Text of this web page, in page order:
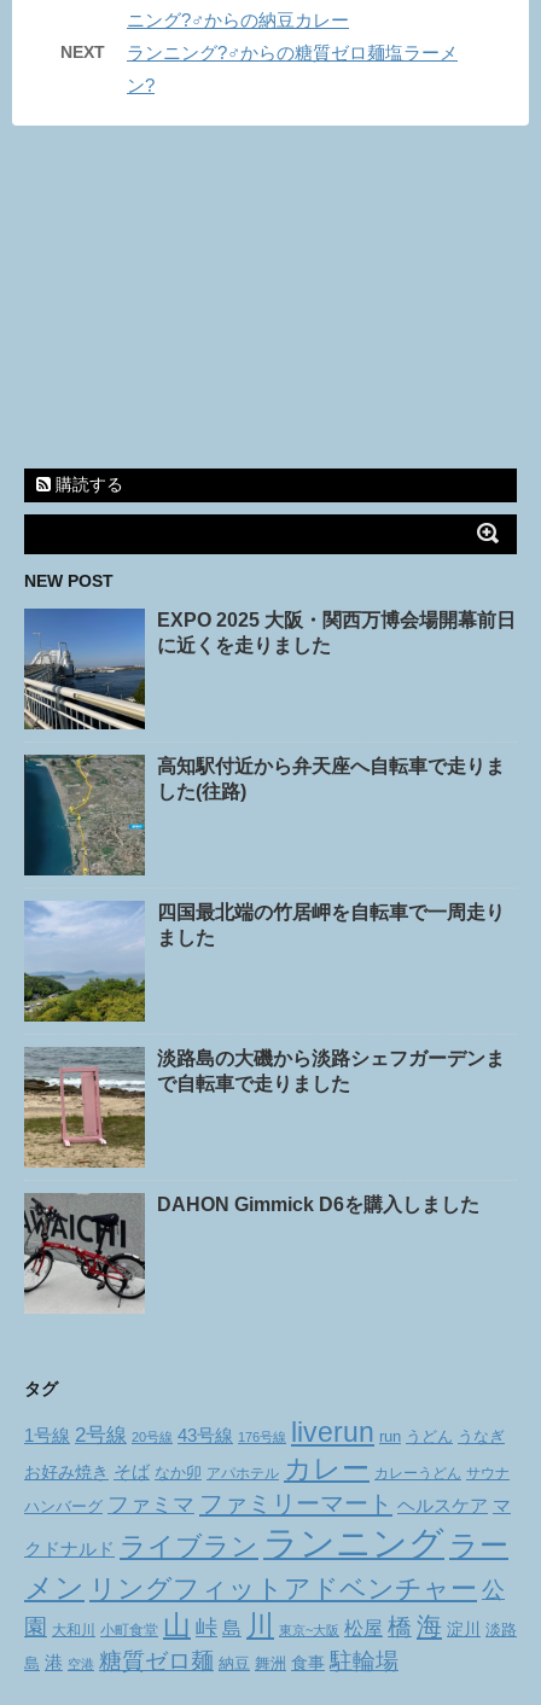
ニング?‍♂️からの納豆カレー
NEXT
ランニング?‍♂️からの糖質ゼロ麺塩ラーメ
ン?
購読する
NEW POST
EXPO 2025 大阪・関西万博会場開幕前日
に近くを走りました
高知駅付近から弁天座へ自転車で走りま
した(往路)
四国最北端の竹居岬を自転車で一周走り
ました
淡路島の大磯から淡路シェフガーデンま
で自転車で走りました
DAHON Gimmick D6を購入しました
タグ
1号線 2号線 20号線 43号線 176号線 liverun run うどん うなぎ
お好み焼き そば なか卯 アパホテル カレー カレーうどん サウナ
ハンバーグ ファミマ ファミリーマート ヘルスケア マ
クドナルド ライブラン ランニング ラー
メン リングフィットアドベンチャー 公
園
大和川 小町食堂 山 峠 島 川 東京~大阪 松屋 橋 海 淀川
淡路
島 港 空港 糖質ゼロ麺 納豆 舞洲 食事 駐輪場